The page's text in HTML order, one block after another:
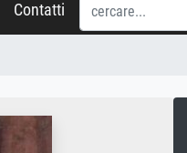
Contatti